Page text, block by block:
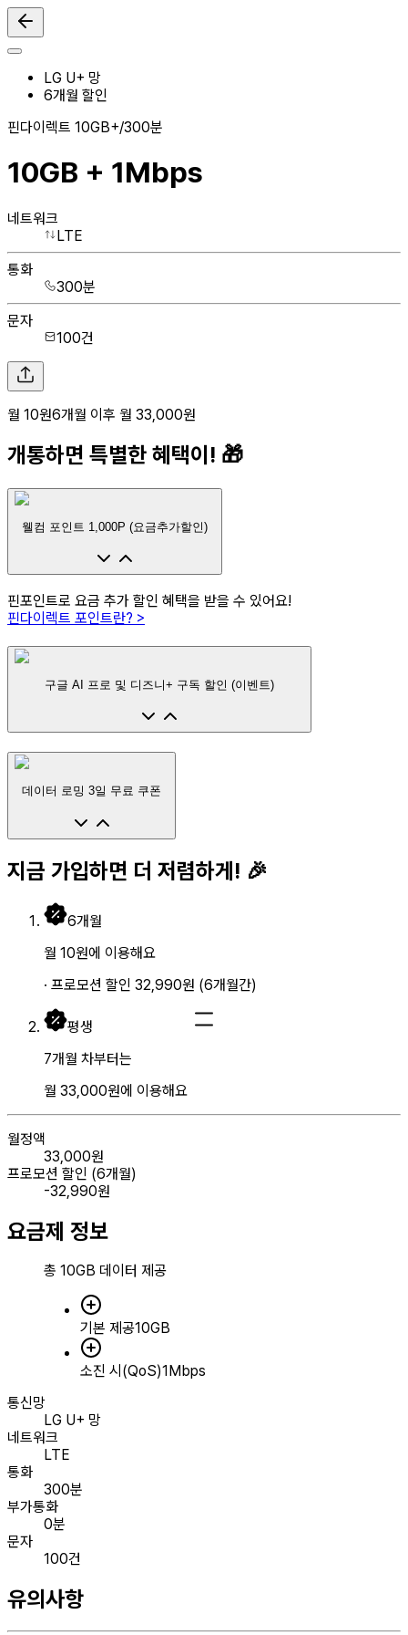
LG U+ 망
6개월 할인
핀다이렉트 10GB+/300분
10GB + 1Mbps
네트워크
LTE
통화
300분
문자
100건
월 10원6개월 이후 월 33,000원
개통하면 특별한 혜택이! 🎁
웰컴 포인트 1,000P (요금추가할인)
핀포인트로 요금 추가 할인 혜택을 받을 수 있어요!
핀다이렉트 포인트란? >
구글 AI 프로 및 디즈니+ 구독 할인 (이벤트)
데이터 로밍 3일 무료 쿠폰
지금 가입하면 더 저렴하게! 🎉
6개월
월 10원에 이용해요
· 프로모션 할인 32,990원 (6개월간)
평생
7개월 차부터는
월 33,000원에 이용해요
월정액
33,000원
프로모션 할인 (6개월)
-32,990원
요금제 정보
총 10GB 데이터 제공
기본 제공10GB
소진 시(QoS)1Mbps
통신망
LG U+ 망
네트워크
LTE
통화
300분
부가통화
0분
문자
100건
유의사항